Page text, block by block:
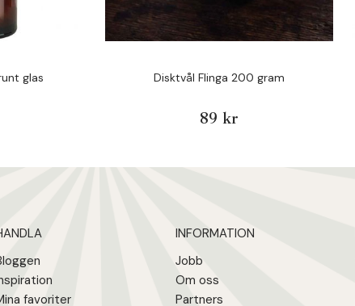
glas Disktvål Flinga 200 gram
89 kr
favoriter
INFORMATION
Jobb
Om oss
Partners